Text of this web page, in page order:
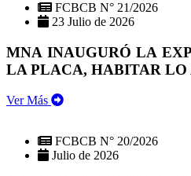
FCBCB N° 21/2026
23 Julio de 2026
MNA INAUGURÓ LA
LA PLACA, HABITAR LO
Ver Más
FCBCB N° 20/2026
Julio de 2026